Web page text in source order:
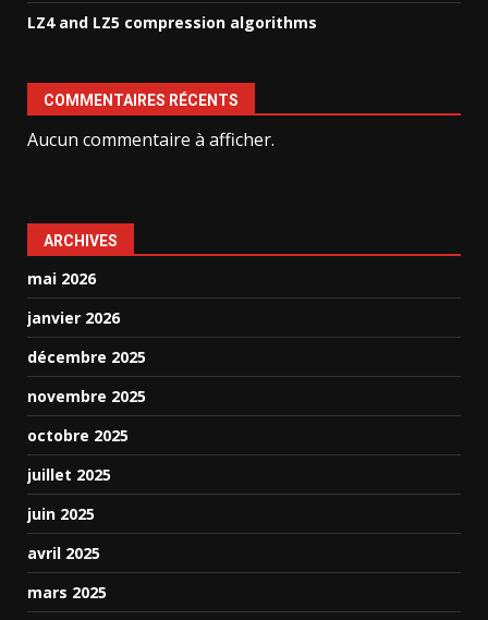
LZ4 and LZ5 compression algorithms
COMMENTAIRES RÉCENTS
Aucun commentaire à afficher.
ARCHIVES
mai 2026
janvier 2026
décembre 2025
novembre 2025
octobre 2025
juillet 2025
juin 2025
avril 2025
mars 2025